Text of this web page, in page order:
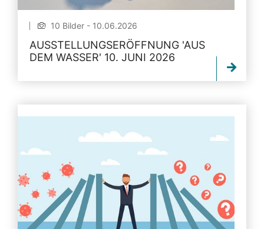
10 Bilder - 10.06.2026
AUSSTELLUNGSERÖFFNUNG 'AUS
DEM WASSER' 10. JUNI 2026